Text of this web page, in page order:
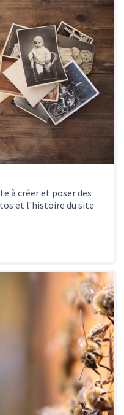
à créer et poser des
et l'histoire du site